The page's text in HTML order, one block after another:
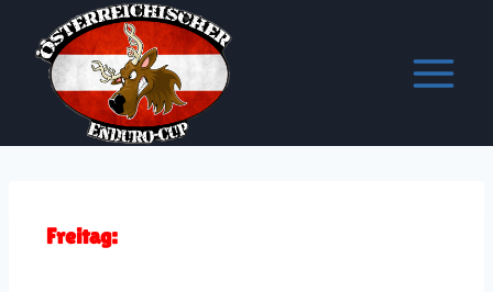
Freitag: